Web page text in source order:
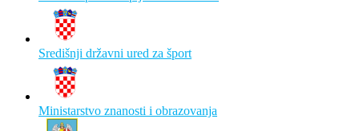
Središnji državni ured za šport
Ministarstvo znanosti i obrazovanja